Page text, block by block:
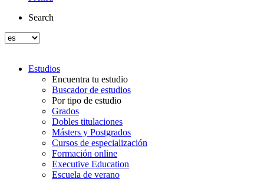
Search
Estudios
Encuentra tu estudio
Buscador de estudios
Por tipo de estudio
Grados
Dobles titulaciones
Másters y Postgrados
Cursos de especialización
Formación online
Executive Education
Escuela de verano